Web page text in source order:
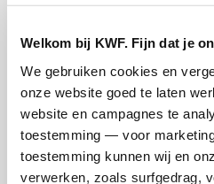
Welkom bij KWF. Fijn dat je
We gebruiken cookies en
onze website goed te laten
website en campagnes te
toestemming — voor
toestemming kunnen wij en
verwerken, zoals surfgedrag,